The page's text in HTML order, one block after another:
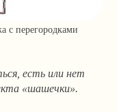
с перегородками
есть или нет
«шашечки».